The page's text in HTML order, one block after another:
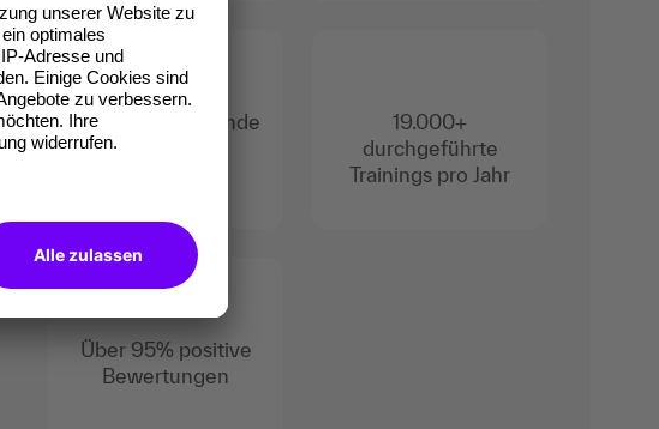
690.000+ Lernende
Über 95% positive
Bewertungen
19.000+
durchgeführte
Trainings pro Jahr